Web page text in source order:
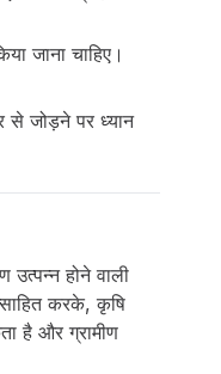
जाना चाहिए।
से जोड़ने पर ध्यान
होने वाली
करके, कृषि
है और ग्रामीण